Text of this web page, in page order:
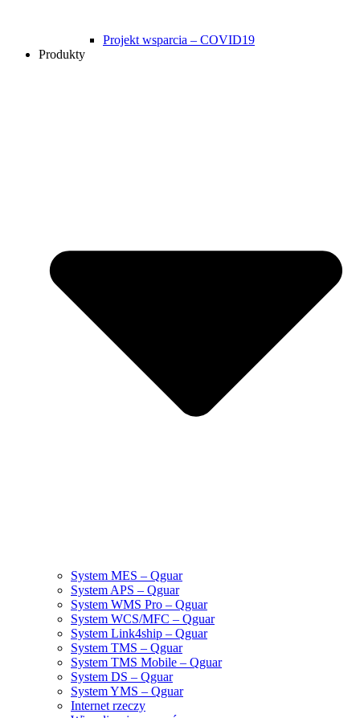
Projekt wsparcia – COVID19
Produkty
System MES – Qguar
System APS – Qguar
System WMS Pro – Qguar
System WCS/MFC – Qguar
System Link4ship – Qguar
System TMS – Qguar
System TMS Mobile – Qguar
System DS – Qguar
System YMS – Qguar
Internet rzeczy